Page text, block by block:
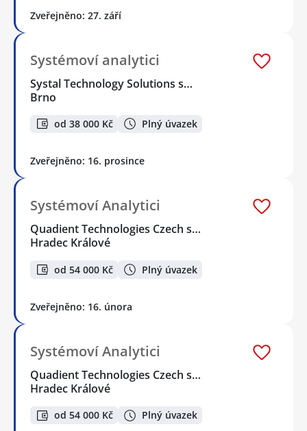
Zveřejněno: 27. září
Systémoví analytici
Systal Technology Solutions s…
Brno
od 38 000 Kč Plný úvazek
Zveřejněno: 16. prosince
Systémoví Analytici
Quadient Technologies Czech s…
Hradec Králové
od 54 000 Kč Plný úvazek
Zveřejněno: 16. února
Systémoví Analytici
Quadient Technologies Czech s…
Hradec Králové
od 54 000 Kč Plný úvazek